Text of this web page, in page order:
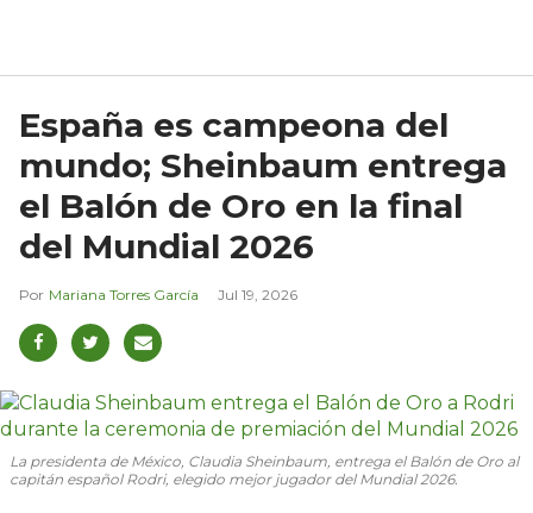
España es campeona del
mundo; Sheinbaum entrega
el Balón de Oro en la final
del Mundial 2026
Mariana Torres García Jul 19, 2026
La presidenta de México, Claudia Sheinbaum, entrega el Balón de Oro al
capitán español Rodri, elegido mejor jugador del Mundial 2026.